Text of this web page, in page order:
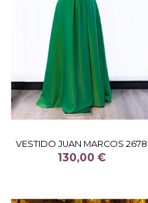
VESTIDO JUAN MARCOS 2678
130,00 €